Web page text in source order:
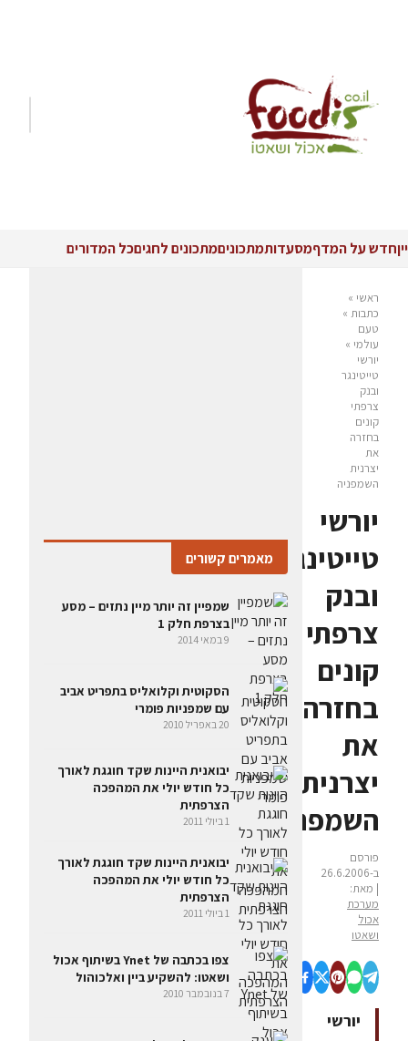
ייןחדש על המדףמסעדותמתכוניםמתכונים לחגיםכל המדורים
ראשי »
כתבות »
טעם
עולמי »
יורשי
טייטינגר
ובנק
צרפתי
קונים
בחזרה
את
יצרנית
השמפניה
יורשי
טייטינגר
ובנק
צרפתי
קונים
בחזרה
את
יצרנית
השמפניה
פורסם
ב-26.6.2006
| מאת:
מערכת
אכול
ושאטו
יורשי
מאמרים קשורים
שמפיין זה יותר מיין נתזים – מסע
בצרפת חלק 1
9 במאי 2014
הסקוטית וקלואליס בתפריט אביב
עם שמפניות פומרי
20 באפריל 2010
יבואנית היינות שקד חוגגת לאורך
כל חודש יולי את המהפכה
הצרפתית
1 ביולי 2011
יבואנית היינות שקד חוגגת לאורך
כל חודש יולי את המהפכה
הצרפתית
1 ביולי 2011
צפו בכתבה של Ynet בשיתוף אכול
ושאטו: להשקיע ביין ואלכוהול
7 בנובמבר 2010